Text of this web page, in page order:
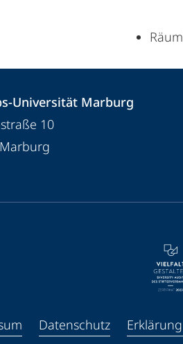
Universität Marburg
10
Marburg
Datenschutz
YoutubeInstagram